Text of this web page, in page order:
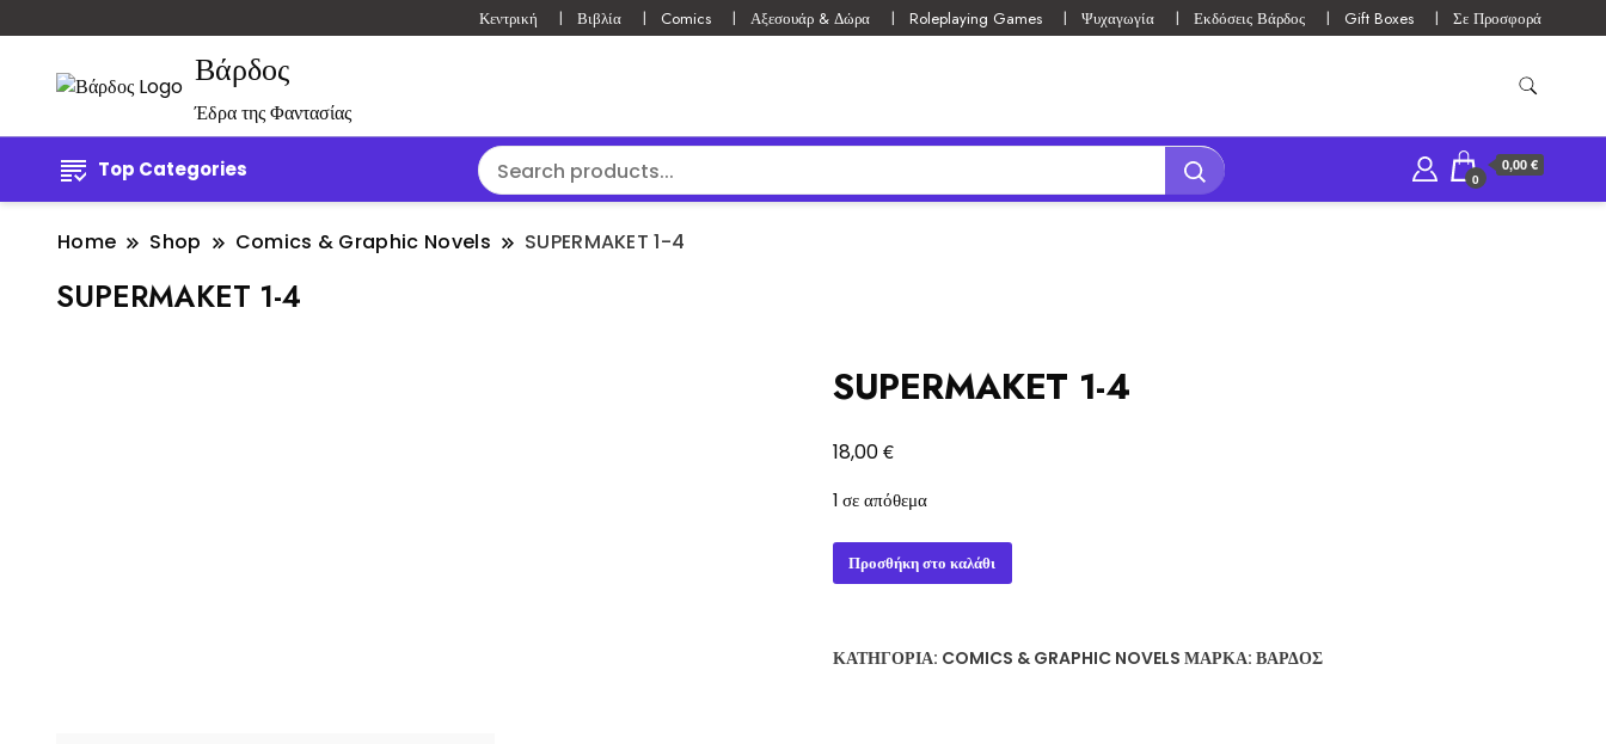
Κεντρική Βιβλία Comics Αξεσουάρ & Δώρα Roleplaying Games Ψυχαγωγία Εκδόσεις Βάρδος Gift Boxes Σε Προσφορά
Βάρδος
Έδρα της Φαντασίας
Top Categories 0
0,00 €
Home Shop Comics & Graphic Novels SUPERMAKET 1-4
SUPERMAKET 1-4
SUPERMAKET 1-4
18,00€
1 σε απόθεμα
SUPERMAKET
1-
Προσθήκη στο καλάθι
ΚΑΤΗΓΟΡΊΑ: COMICS & GRAPHIC NOVELS ΜΆΡΚΑ: ΒΆΡΔΟΣ